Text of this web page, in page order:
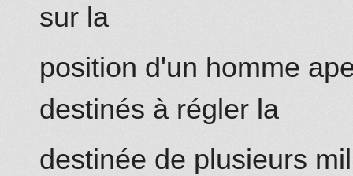
sur la
position d'un homme
destinés à régler la
destinée de plusieurs